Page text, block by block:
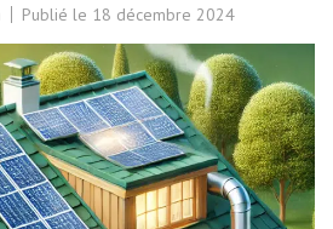
Publié le 18 décembre 2024